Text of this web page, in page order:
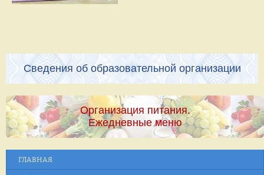
Сведения об образовательной организации
Организация питания.
Ежедневные меню
ГЛАВНАЯ